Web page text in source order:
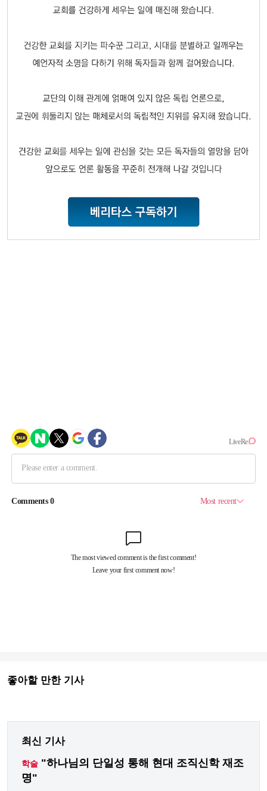
좋아할 만한 기사
최신 기사
학술 "하나님의 단일성 통해 현대 조직신학 재조
명"